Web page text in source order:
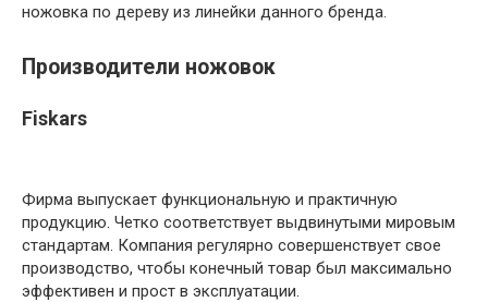
ножовка по дереву из линейки данного бренда.
Производители ножовок
Fiskars
Фирма выпускает функциональную и практичную
продукцию. Четко соответствует выдвинутыми мировым
стандартам. Компания регулярно совершенствует свое
производство, чтобы конечный товар был максимально
эффективен и прост в эксплуатации.